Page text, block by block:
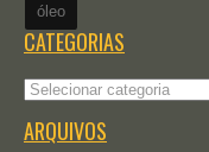
óleo
CATEGORIAS
Categorias
ARQUIVOS